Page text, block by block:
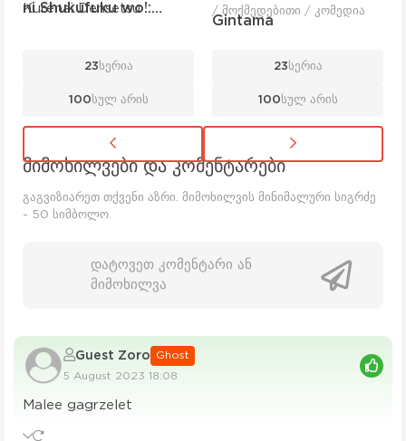
ni Shukufuku wo!:
23 სერია
100 სულ არის
/ მოქმედებითი / კომედია
Gintama
23 სერია
100 სულ არის
მიმოხილვები და კომენტარები
გაგვიზიარეთ თქვენი აზრი. მიმოხილვის მინიმალური სიგრძე
- 50 სიმბოლო.
დატოვეთ კომენტარი ან
მიმოხილვა
Guest Zoro Ghost
5 August 2023 18:08
Malee gagrzelet